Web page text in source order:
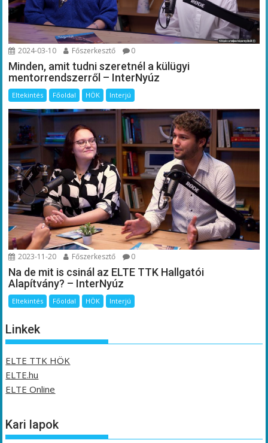
2024-03-10 Főszerkesztő 0
Minden, amit tudni szeretnél a külügyi
mentorrendszerről – InterNyúz
Eltekintés Főoldal HÖK Interjú
2023-11-20 Főszerkesztő 0
Na de mit is csinál az ELTE TTK Hallgatói
Alapítvány? – InterNyúz
Eltekintés Főoldal HÖK Interjú
Linkek
ELTE TTK HÖK
ELTE.hu
ELTE Online
Kari lapok